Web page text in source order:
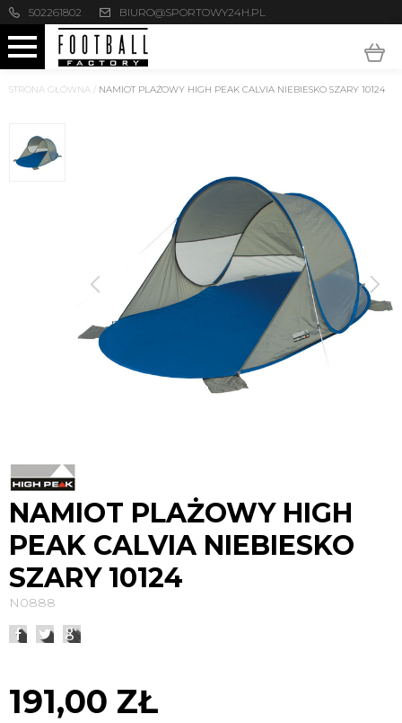
502261802 BIURO@SPORTOWY24H.PL
STRONA GŁÓWNA / NAMIOT PLAŻOWY HIGH PEAK CALVIA NIEBIESKO SZARY 10124
NAMIOT PLAŻOWY HIGH
PEAK CALVIA NIEBIESKO
SZARY 10124
N0888
191,00 ZŁ